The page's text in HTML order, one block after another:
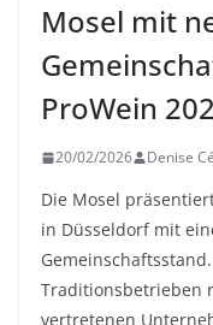
Mosel mit
ProWein
20/02/2026 Denise
Die Mosel
in Düsseldorf mit
Traditionsbetrieben
vertretenen